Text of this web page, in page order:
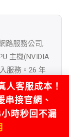
路服務公司,
主機(NVIDIA
服務。26 年
經銷商,機房遍
人客服成本！
串接官網、
時秒回不漏